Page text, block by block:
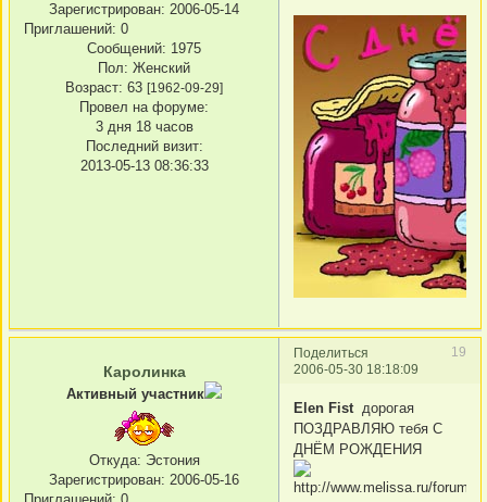
Зарегистрирован: 2006-05-14
Приглашений: 0
Сообщений: 1975
Пол: Женский
Возраст: 63 [1962-09-29]
Провел на форуме:
3 дня 18 часов
Последний визит:
2013-05-13 08:36:33
Поделиться
19
2006-05-30 18:18:09
Каролинка
Активный участник
Откуда: Эстония
Зарегистрирован: 2006-05-16
Elen Fist дорогая
ПОЗДРАВЛЯЮ тебя С
ДНЁМ РОЖДЕНИЯ